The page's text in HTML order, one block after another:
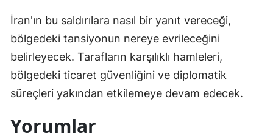
İran'ın bu saldırılara nasıl bir yanıt vereceği,
bölgedeki tansiyonun nereye evrileceğini
belirleyecek. Tarafların karşılıklı hamleleri,
bölgedeki ticaret güvenliğini ve diplomatik
süreçleri yakından etkilemeye devam edecek.
Yorumlar